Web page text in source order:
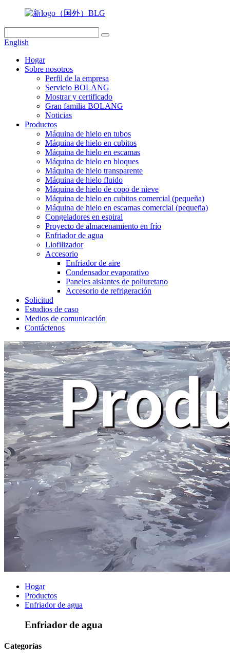
English
Hogar
Sobre nosotros
Perfil de la empresa
Servicio BOLANG
Mostrar y certificado
Gran familia BOLANG
Noticias
Productos
Máquina de hielo en tubos
Máquina de hielo en cubitos
Máquina de hielo en escamas
Máquina de hielo en bloques
Máquina de hielo transparente
Máquina de hielo fluido
Máquina de hielo de copo de nieve
Máquina de hielo en cubitos comercial (pequeña)
Máquina de hielo en escamas comercial (pequeña)
Congeladores en espiral
Proyecto de almacenamiento en frío
Enfriador de agua
Liofilizador
Accesorio
Enfriador de aire
Condensador evaporativo
Paneles aislantes de poliuretano
Accesorio de refrigeración
Solicitud
Estudios de caso
Medios de comunicación
Contáctenos
Hogar
Productos
Enfriador de agua
Enfriador de agua
Categorías